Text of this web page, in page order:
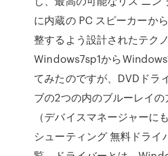
に内蔵の PC スピーカーか
整するよう設計されたテク
Windows7sp1から
てみたのですが、DVDドラ
ブの2つの内のブルーレイ
（デバイスマネージャーに
シューティング 無料ドライ